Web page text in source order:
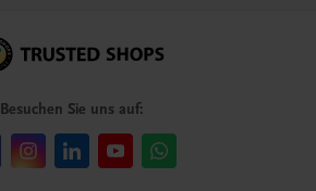
Besuchen Sie uns auf: